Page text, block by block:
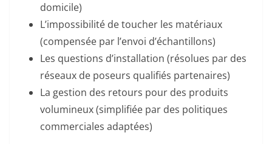
domicile)
L’impossibilité de toucher les matériaux
(compensée par l’envoi d’échantillons)
Les questions d’installation (résolues par des
réseaux de poseurs qualifiés partenaires)
La gestion des retours pour des produits
volumineux (simplifiée par des politiques
commerciales adaptées)